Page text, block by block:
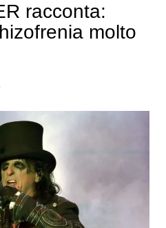
racconta:
molto